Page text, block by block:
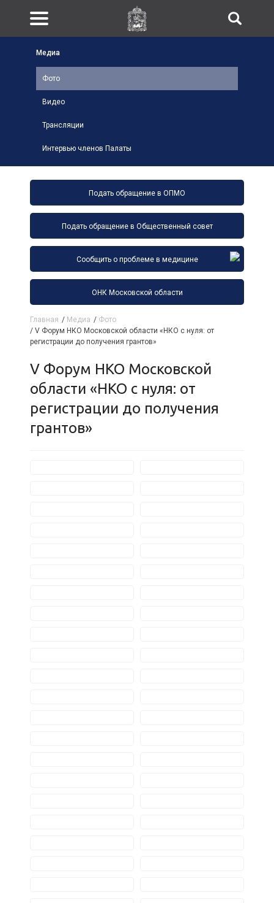
Подать обращение в ОПМО
Подать обращение в Общественный совет
Сообщить о проблеме в медицине
ОНК Московской области
Медиа
Фото
Видео
Трансляции
Интервью членов Палаты
Главная / Медиа / Фото
/ V Форум НКО Московской области «НКО с нуля: от
регистрации до получения грантов»
V Форум НКО Московской
области «НКО с нуля: от
регистрации до получения
грантов»